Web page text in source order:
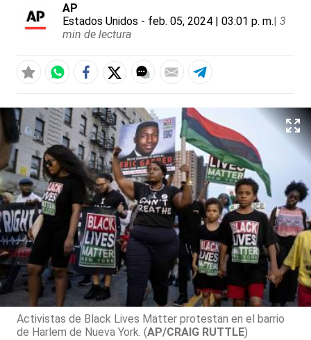
AP
Estados Unidos - feb. 05, 2024 | 03:01 p. m.| 3
min de lectura
Activistas de Black Lives Matter protestan en el barrio
de Harlem de Nueva York. (AP/CRAIG RUTTLE)